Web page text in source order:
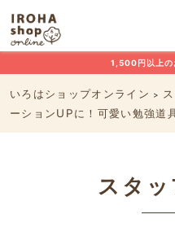
1,500円以上の
いろはショップオンライン >
ーションUPに！可愛い勉強道
スタ